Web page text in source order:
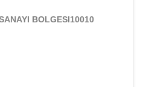
BOLGESI10010